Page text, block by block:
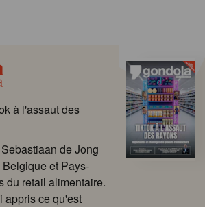
à l'assaut des
de Jong
et Pays-
du retail alimentaire.
appris ce qu'est